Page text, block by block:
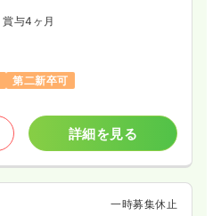
賞与4ヶ月
第二新卒可
詳細を見る
一時募集休止